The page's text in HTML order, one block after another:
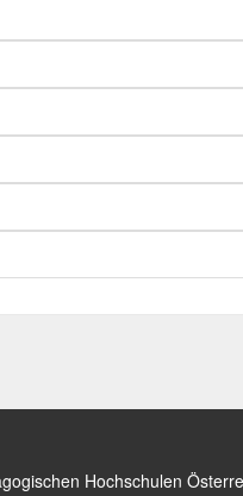
Hochschulen